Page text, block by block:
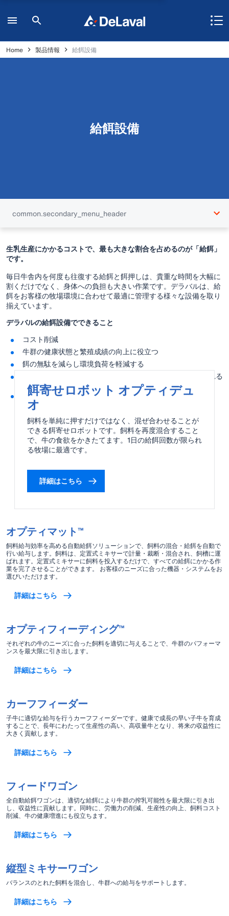
Home 製品情報 給餌設備
給餌設備
common.secondary_menu_header
生乳生産にかかるコストで、最も大きな割合を占めるのが「給餌」
です。
毎日牛舎内を何度も往復する給餌と餌押しは、貴重な時間を大幅に
割くだけでなく、身体への負担も大きい作業です。デラバルは、給
餌をお客様の牧場環境に合わせて最適に管理する様々な設備を取り
揃えています。
デラバルの給餌設備でできること
コスト削減
牛群の健康状態と繁殖成績の向上に役立つ
餌の無駄を減らし環境負荷を軽減する
これまで給餌作業に費やしていた時間を他の作業に充てられる
ようになる
身体の負荷を減らす
餌寄せロボット オプティデュ
オ
飼料を単純に押すだけではなく、混ぜ合わせることが
できる餌寄せロボットです。飼料を再度混合すること
で、牛の食欲をかきたてます。1日の給餌回数が限られ
る牧場に最適です。
詳細はこちら
オプティマット™
飼料給与効率を高める自動給餌ソリューションで、飼料の混合・給餌を自動で
行い給与します。飼料は、定置式ミキサーで計量・裁断・混合され、飼槽に運
ばれます。定置式ミキサーに飼料を投入するだけで、すべての給餌にかかる作
業を完了させることができます。 お客様のニーズに合った機器・システムをお
選びいただけます。
詳細はこちら
オプティフィーディング™
それぞれの牛のニーズに合った飼料を適切に与えることで、牛群のパフォーマ
ンスを最大限に引き出します。
詳細はこちら
カーフフィーダー
子牛に適切な給与を行うカーフフィーダーです。健康で成長の早い子牛を育成
することで、長年にわたって生産性の高い、高収量牛となり、将来の収益性に
大きく貢献します。
詳細はこちら
フィードワゴン
全自動給餌ワゴンは、適切な給餌により牛群の搾乳可能性を最大限に引き出
し、収益性に貢献します。同時に、労働力の削減、生産性の向上、飼料コスト
削減、牛の健康増進にも役立ちます。
詳細はこちら
縦型ミキサーワゴン
バランスのとれた飼料を混合し、牛群への給与をサポートします。
詳細はこちら